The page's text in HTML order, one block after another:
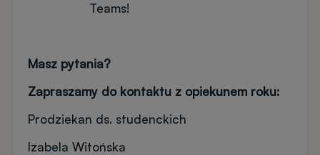
Teams!
Masz pytania?
Zapraszamy do kontaktu z opiekunem roku:
Prodziekan ds. studenckich
Izabela Witońska